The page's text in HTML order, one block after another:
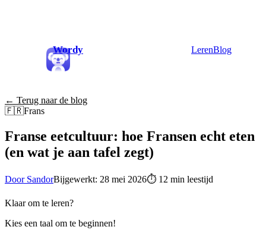
Wordy LerenBlog
← Terug naar de blog
🇫🇷Frans
Franse eetcultuur: hoe Fransen echt eten
(en wat je aan tafel zegt)
Door SandorBijgewerkt: 28 mei 2026⏱ 12 min leestijd
Klaar om te leren?
Kies een taal om te beginnen!